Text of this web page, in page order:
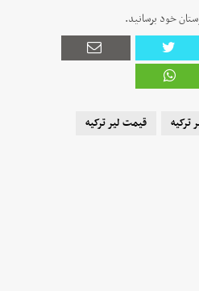
خود برسانید.
ترکیه قیمت لیر ترکیه